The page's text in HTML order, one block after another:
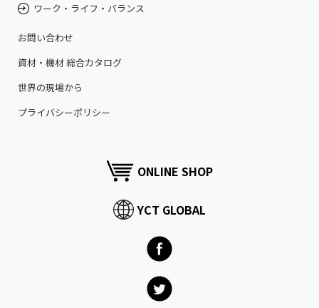
ワーク・ライフ・バランス
お問い合わせ
資材・機材 総合カタログ
世界の現場から
プライバシーポリシー
ONLINE SHOP
YCT GLOBAL